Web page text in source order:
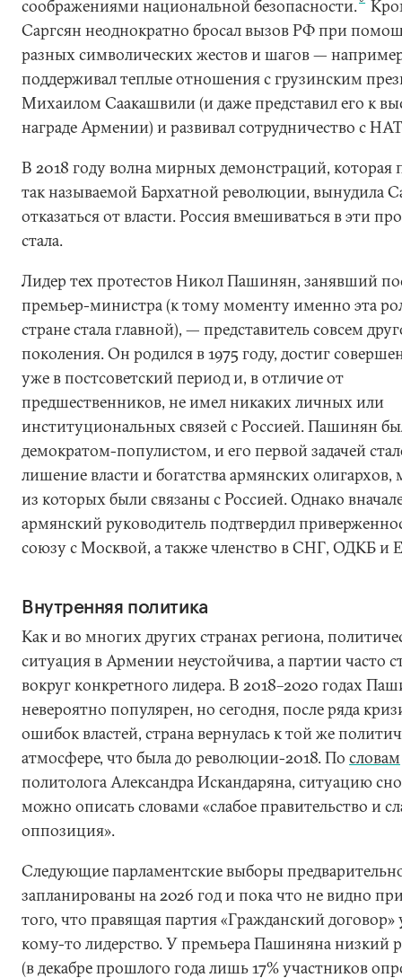
соображениями национальной безопасности.
Саргсян неоднократно бросал вызов РФ при
разных символических жестов и шагов —
поддерживал теплые отношения с грузинским
Михаилом Саакашвили (и даже представил его к
награде Армении) и развивал сотрудничество с
В 2018 году волна мирных демонстраций, которая
так называемой Бархатной революции, вынудила
отказаться от власти. Россия вмешиваться в эти
стала.
Лидер тех протестов Никол Пашинян, занявший
премьер-министра (к тому моменту именно эта
стране стала главной), — представитель совсем
поколения. Он родился в 1975 году, достиг
уже в постсоветский период и, в отличие от
предшественников, не имел никаких личных или
институциональных связей с Россией. Пашинян
демократом-популистом, и его первой задачей
лишение власти и богатства армянских олигархов,
из которых были связаны с Россией. Однако
армянский руководитель подтвердил
союзу с Москвой, а также членство в СНГ, ОДКБ и
Внутренняя политика
Как и во многих других странах региона,
ситуация в Армении неустойчива, а партии часто
вокруг конкретного лидера. В 2018–2020 годах
невероятно популярен, но сегодня, после ряда
ошибок властей, страна вернулась к той же
атмосфере, что была до революции-2018. По словам
политолога Александра Искандаряна, ситуацию
можно описать словами «слабое правительство и
оппозиция».
Следующие парламентские выборы
запланированы на 2026 год и пока что не видно
того, что правящая партия «Гражданский договор»
кому-то лидерство. У премьера Пашиняна низкий
(в декабре прошлого года лишь 17% участников